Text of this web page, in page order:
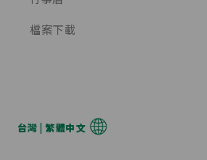
檔案下載
台灣 | 繁體中文